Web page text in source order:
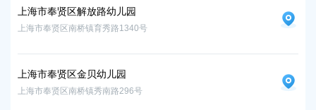
上海市奉贤区解放路幼儿园
上海市奉贤区南桥镇育秀路1340号
上海市奉贤区金贝幼儿园
上海市奉贤区南桥镇秀南路296号